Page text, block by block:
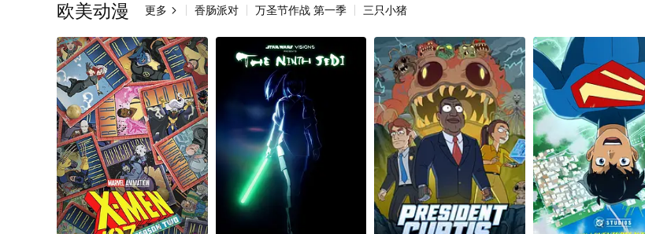
欧美动漫 更多  香肠派对 万圣节作战 第一季 三只小猪